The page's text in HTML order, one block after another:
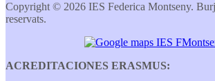
Copyright © 2026 IES Federica Montseny.
reservats.
ACREDITACIONES ERASMUS: